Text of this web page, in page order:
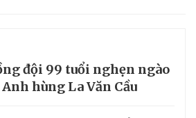
đội 99 tuổi nghẹn ngào
hùng La Văn Cầu